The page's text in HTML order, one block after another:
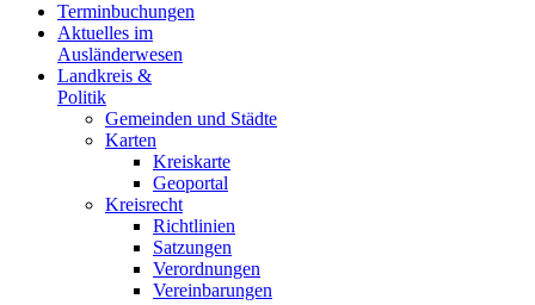
Terminbuchungen
Aktuelles im
Ausländerwesen
Landkreis &
Politik
Gemeinden und Städte
Karten
Kreiskarte
Geoportal
Kreisrecht
Richtlinien
Satzungen
Verordnungen
Vereinbarungen